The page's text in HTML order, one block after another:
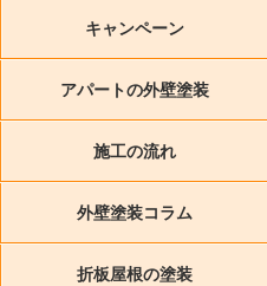
キャンペーン
アパートの外壁塗装
施工の流れ
外壁塗装コラム
折板屋根の塗装